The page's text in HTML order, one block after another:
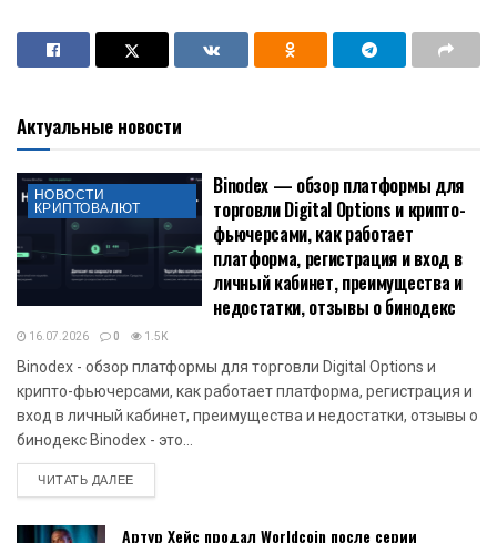
Актуальные новости
НОВОСТИ
КРИПТОВАЛЮТ
Binodex — обзор платформы для
торговли Digital Options и крипто-
фьючерсами, как работает
платформа, регистрация и вход в
личный кабинет, преимущества и
недостатки, отзывы о бинодекс
16.07.2026 0 1.5K
Binodex - обзор платформы для торговли Digital Options и
крипто-фьючерсами, как работает платформа, регистрация и
вход в личный кабинет, преимущества и недостатки, отзывы о
бинодекс Binodex - это...
ЧИТАТЬ ДАЛЕЕDETAILS
Артур Хейс продал Worldcoin после серии